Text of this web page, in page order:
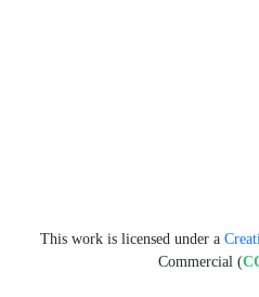
This work is licensed under a
Commercial (